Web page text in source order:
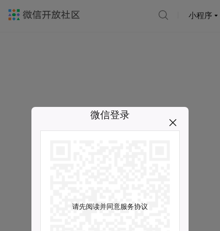
小程序
微信登录
请先阅读并同意服务协议